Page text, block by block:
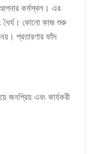
কর্মস্থল। এর
ধৈর্য। কোনো কাজ শুরু
প্রতারণার ফাঁদ
জনপ্রিয় এবং কার্যকরী